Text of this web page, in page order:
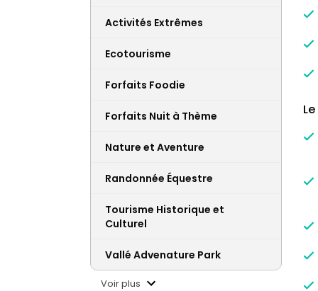
Activités Extrêmes
Ecotourisme
Forfaits Foodie
Forfaits Nuit à Thème
Nature et Aventure
Randonnée Équestre
Tourisme Historique et
Culturel
Vallé Advenature Park
Voir plus